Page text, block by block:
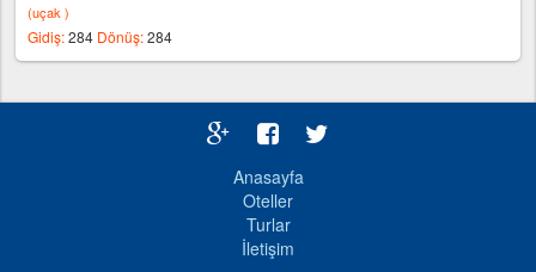
(uçak )
Gidiş:284 Dönüş:284
Anasayfa
Oteller
Turlar
İletişim